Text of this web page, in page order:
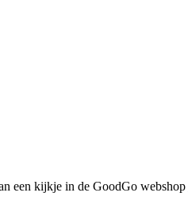
een kijkje in de GoodGo webshop